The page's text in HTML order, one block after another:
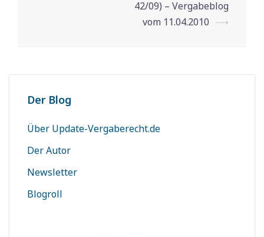
42/09) – Vergabeblog
vom 11.04.2010 ⟶
Der Blog
Über Update-Vergaberecht.de
Der Autor
Newsletter
Blogroll